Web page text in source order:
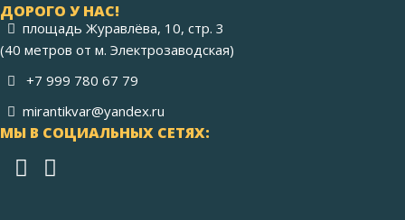
ДОРОГО У НАС!
площадь Журавлёва, 10, стр. 3
(40 метров от м. Электрозаводская)
+7 999 780 67 79
mirantikvar@yandex.ru
МЫ В СОЦИАЛЬНЫХ СЕТЯХ: